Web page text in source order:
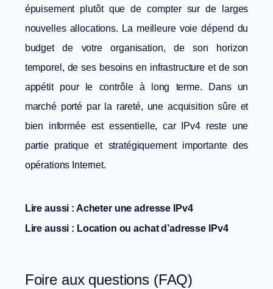
épuisement plutôt que de compter sur de larges
nouvelles allocations. La meilleure voie dépend du
budget de votre organisation, de son horizon
temporel, de ses besoins en infrastructure et de son
appétit pour le contrôle à long terme. Dans un
marché porté par la rareté, une acquisition sûre et
bien informée est essentielle, car IPv4 reste une
partie pratique et stratégiquement importante des
opérations Internet.
Lire aussi : Acheter une adresse IPv4
Lire aussi : Location ou achat d’adresse IPv4
Foire aux questions (FAQ)